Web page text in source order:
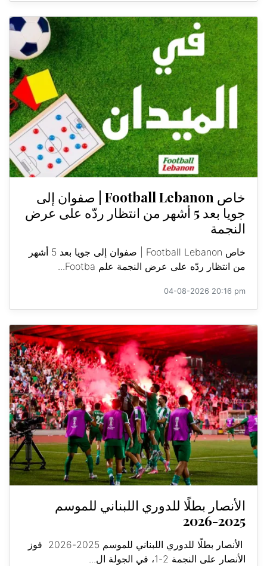
خاص Football Lebanon | صفوان إلى
جويا بعد 5 أشهر من انتظار ردّه على عرض
النجمة
خاص Football Lebanon | صفوان إلى جويا بعد 5 أشهر
من انتظار ردّه على عرض النجمة علم Footba...
04-08-2026 20:16 pm
الأنصار بطلًا للدوري اللبناني للموسم
2025-2026
الأنصار بطلًا للدوري اللبناني للموسم 2025-2026 فوز
الأنصار على النجمة 2-1، في الجولة ال...